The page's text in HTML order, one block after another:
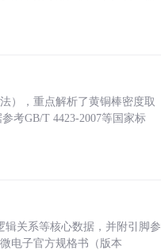
），重点解析了黄铜棒密度取
考GB/T 4423-2007等国家标
辑关系等核心数据，并附引脚参
电子官方规格书（版本